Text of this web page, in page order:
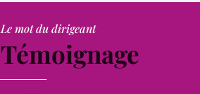
Le mot du dirigeant
Témoignage